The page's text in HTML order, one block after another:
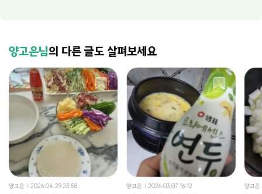
양고은님의 다른 글도 살펴보세요
양고은 2026.04.29 23:58 양고은 2026.03.07 16:12 양고은